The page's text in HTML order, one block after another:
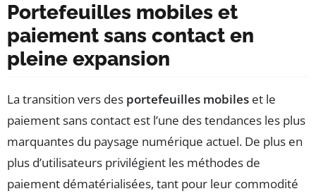
Portefeuilles mobiles et
paiement sans contact en
pleine expansion
La transition vers des portefeuilles mobiles et le
paiement sans contact est l’une des tendances les plus
marquantes du paysage numérique actuel. De plus en
plus d’utilisateurs privilégient les méthodes de
paiement dématérialisées, tant pour leur commodité